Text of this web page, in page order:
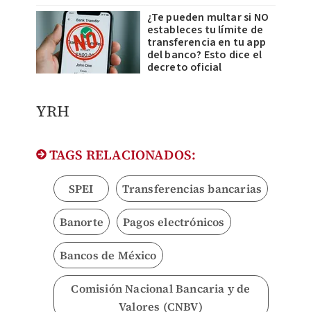
¿Te pueden multar si NO
estableces tu límite de
transferencia en tu app
del banco? Esto dice el
decreto oficial
YRH
TAGS RELACIONADOS:
SPEI Transferencias bancarias
Banorte Pagos electrónicos
Bancos de México
Comisión Nacional Bancaria y de
Valores (CNBV)